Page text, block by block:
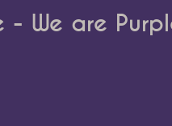
We are